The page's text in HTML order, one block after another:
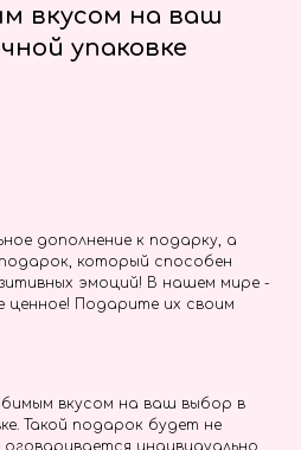
вкусом на ваш
упаковке
дополнение к подарку, а
который способен
эмоций! В нашем мире -
ценное! Подарите их своим
вкусом на ваш выбор в
Такой подарок будет не
индивидуально.